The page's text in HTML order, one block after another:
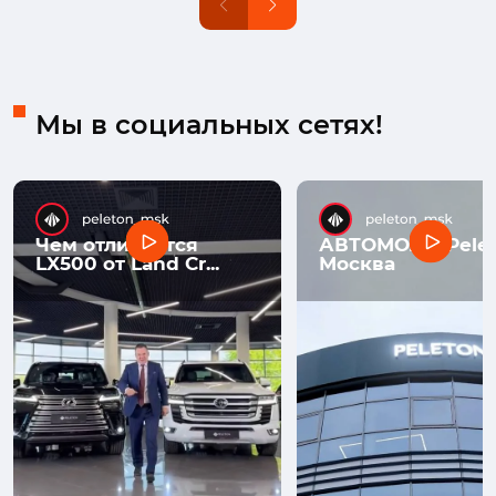
Мы в социальных сетях!
Чем отличается
LX500 от Land Cr...
АВТОМОЛЛ
Москва